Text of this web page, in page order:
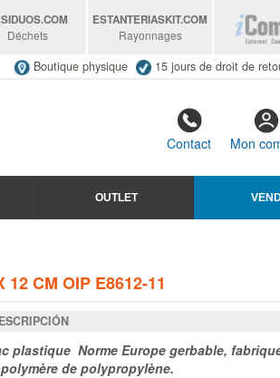
.COM
Déchets
ESTANTERIASKIT.COM
Rayonnages
Boutique physique 15 jours de droit de
Contact Mon
OUTLET
12 CM OIP E8612-11
plastique Norme Europe gerbable,
de polypropylène.